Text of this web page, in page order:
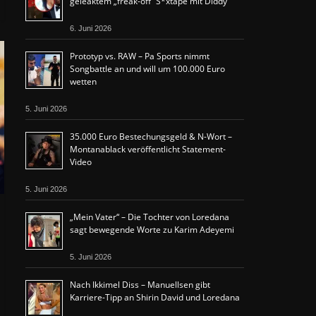
6. Juni 2026
Prototyp vs. RAW – Pa Sports nimmt
Songbattle an und will um 100.000 Euro
wetten
5. Juni 2026
35.000 Euro Bestechungsgeld & N-Wort –
Montanablack veröffentlicht Statement-
Video
5. Juni 2026
„Mein Vater“ – Die Tochter von Loredana
sagt bewegende Worte zu Karim Adeyemi
5. Juni 2026
Nach Ikkimel Diss – Manuellsen gibt
Karriere-Tipp an Shirin David und Loredana